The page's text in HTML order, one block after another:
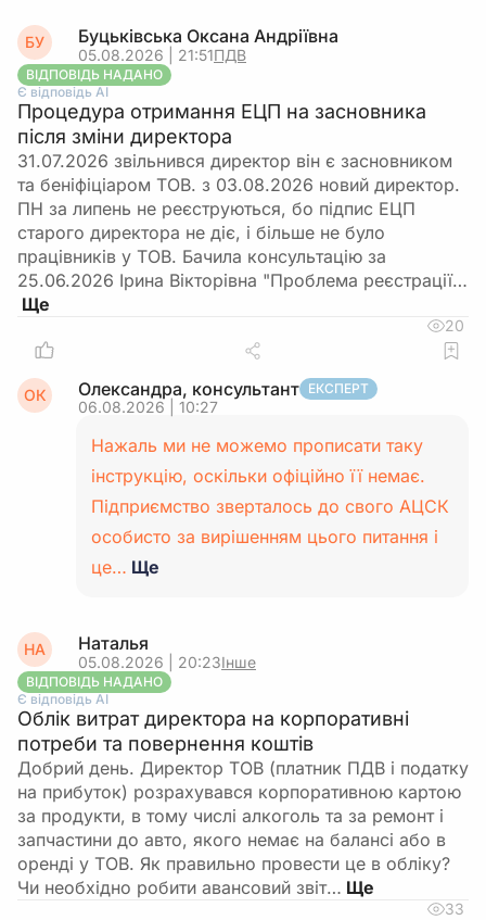
БУ Буцьківська Оксана Андріївна
05.08.2026 | 21:51ПДВ
ВІДПОВІДЬ НАДАНО
Є відповідь АІ
Процедура отримання ЕЦП на засновника
після зміни директора
31.07.2026 звільнився директор він є засновником
та беніфіціаром ТОВ. з 03.08.2026 новий директор.
ПН за липень не реєструються, бо підпис ЕЦП
старого директора не діє, і більше не було
працівників у ТОВ. Бачила консультацію за
25.06.2026 Ірина Вікторівна "Проблема реєстрації…
20
ОК Олександра, консультант ЕКСПЕРТ
06.08.2026 | 10:27
Нажаль ми не можемо прописати таку
інструкцію, оскільки офіційно її немає.
Підприємство зверталось до свого АЦСК
особисто за вирішенням цього питання і
це… Ще
НА Наталья
05.08.2026 | 20:23Інше
ВІДПОВІДЬ НАДАНО
Є відповідь АІ
Облік витрат директора на корпоративні
потреби та повернення коштів
Добрий день. Директор ТОВ (платник ПДВ і податку
на прибуток) розрахувався корпоративною картою
за продукти, в тому числі алкоголь та за ремонт і
запчастини до авто, якого немає на балансі або в
оренді у ТОВ. Як правильно провести це в обліку?
Чи необхідно робити авансовий звіт…
33